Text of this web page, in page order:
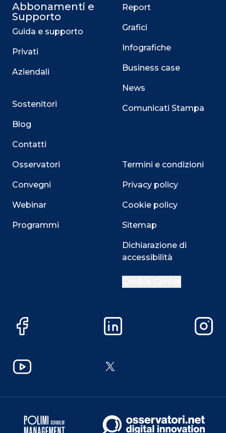
Abbonamenti e
Supporto
Guida e supporto
Privati
Aziendali
Sostenitori
Blog
Contatti
Osservatori
Convegni
Webinar
Programmi
Report
Grafici
Infografiche
Business case
News
Comunicati Stampa
Termini e condizioni
Privacy policy
Cookie policy
Sitemap
Dichiarazione di
accessibilità
Facebook LinkedIn
YouTube X